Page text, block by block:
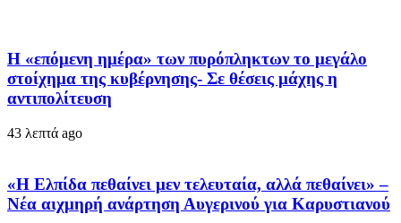
Η «επόμενη ημέρα» των πυρόπληκτων το μεγάλο
στοίχημα της κυβέρνησης- Σε θέσεις μάχης η
αντιπολίτευση
43 λεπτά ago
«Η Ελπίδα πεθαίνει μεν τελευταία, αλλά πεθαίνει» –
Νέα αιχμηρή ανάρτηση Αυγερινού για Καρυστιανού